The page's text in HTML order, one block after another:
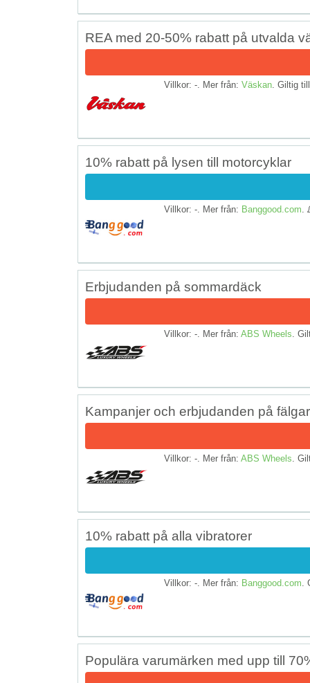
REA med 20-50% rabatt på utvalda
Villkor: -. Mer från: Väskan . Giltig
10% rabatt på lysen till motorcyklar
Villkor: -. Mer från: Banggood.com
Erbjudanden på sommardäck
Villkor: -. Mer från: ABS Wheels .
Kampanjer och erbjudanden på fälgar
Villkor: -. Mer från: ABS Wheels .
10% rabatt på alla vibratorer
Villkor: -. Mer från: Banggood.com
Populära varumärken med upp till